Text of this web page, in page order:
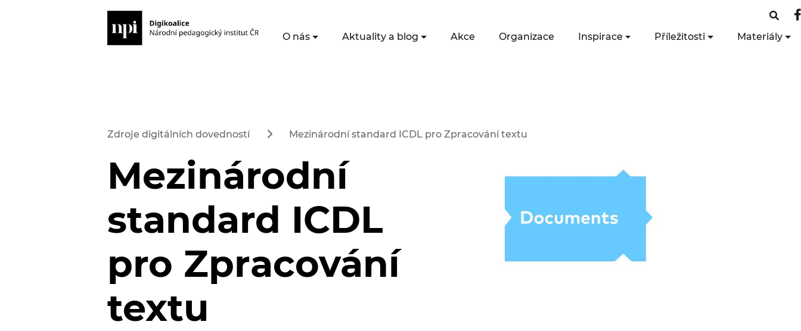
O nás Aktuality a blog Akce Organizace Inspirace Příležitosti Materiály
Zdroje digitálních dovedností Mezinárodní standard ICDL pro Zpracování textu
Mezinárodní
standard ICDL
pro Zpracování
textu